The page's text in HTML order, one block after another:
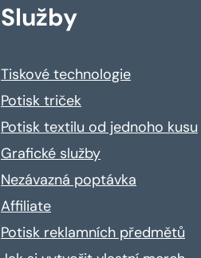
Služby
Tiskové technologie
Potisk triček
Potisk textilu od jednoho kusu
Grafické služby
Nezávazná poptávka
Affiliate
Potisk reklamních předmětů